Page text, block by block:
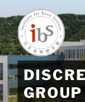
to
content
GROUP